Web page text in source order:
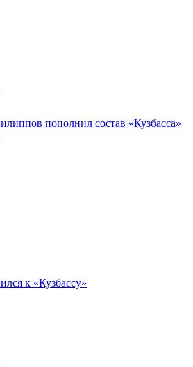
пополнил состав «Кузбасса»
к «Кузбассу»